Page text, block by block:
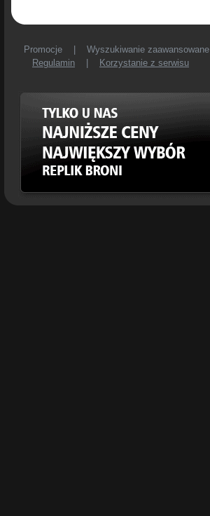
Promocje Wyszukiwanie zaawansowane
Regulamin
Korzystanie z serwisu